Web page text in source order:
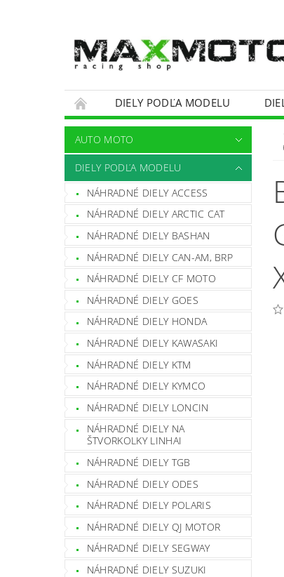
DIELY PODĽA MODELU
OBCHODNÉ PODMIENKY
AUTO MOTO
DIELY PODĽA MODELU
NÁHRADNÉ DIELY ACCESS
NÁHRADNÉ DIELY ARCTIC CAT
NÁHRADNÉ DIELY BASHAN
NÁHRADNÉ DIELY CAN-AM, BRP
NÁHRADNÉ DIELY CF MOTO
NÁHRADNÉ DIELY GOES
NÁHRADNÉ DIELY HONDA
NÁHRADNÉ DIELY KAWASAKI
NÁHRADNÉ DIELY KTM
NÁHRADNÉ DIELY KYMCO
NÁHRADNÉ DIELY LONCIN
NÁHRADNÉ DIELY NA
ŠTVORKOLKY LINHAI
NÁHRADNÉ DIELY TGB
NÁHRADNÉ DIELY ODES
NÁHRADNÉ DIELY POLARIS
NÁHRADNÉ DIELY QJ MOTOR
NÁHRADNÉ DIELY SEGWAY
NÁHRADNÉ DIELY SUZUKI